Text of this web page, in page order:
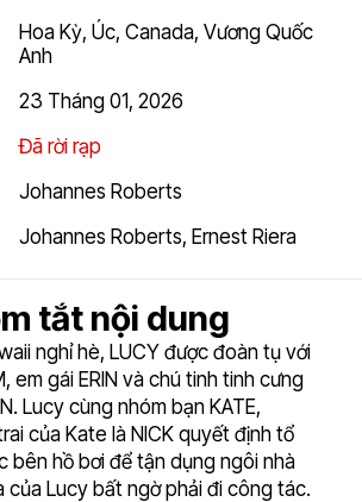
Hoa Kỳ, Úc, Canada, Vương Quốc
Anh
23 Tháng 01, 2026
Đã rời rạp
Johannes Roberts
Johannes Roberts, Ernest Riera
tắt nội dung
nghỉ hè, LUCY được đoàn tụ với
em gái ERIN và chú tinh tinh cưng
Lucy cùng nhóm bạn KATE,
của Kate là NICK quyết định tổ
bên hồ bơi để tận dụng ngôi nhà
của Lucy bất ngờ phải đi công tác.